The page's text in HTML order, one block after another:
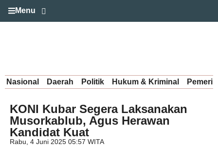
Menu
Nasional Daerah Politik Hukum & Kriminal
KONI Kubar Segera Laksanakan
Musorkablub, Agus Herawan
Kandidat Kuat
Rabu, 4 Juni 2025 05:57 WITA